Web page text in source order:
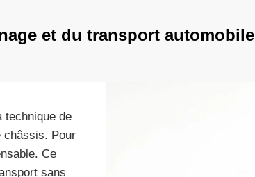
et du transport automobile
technique de
châssis. Pour
Ce
sans